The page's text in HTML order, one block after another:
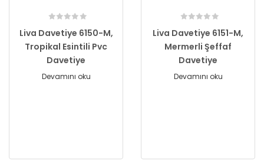
Liva Davetiye 6150-M,
Tropikal Esintili Pvc
Davetiye
Devamını oku
Liva Davetiye 6151-M,
Mermerli Şeffaf
Davetiye
Devamını oku